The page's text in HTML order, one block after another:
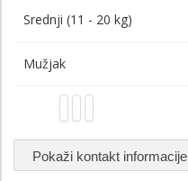
Srednji (11 - 20 kg)
Mužjak
Pokaži kontakt informacije